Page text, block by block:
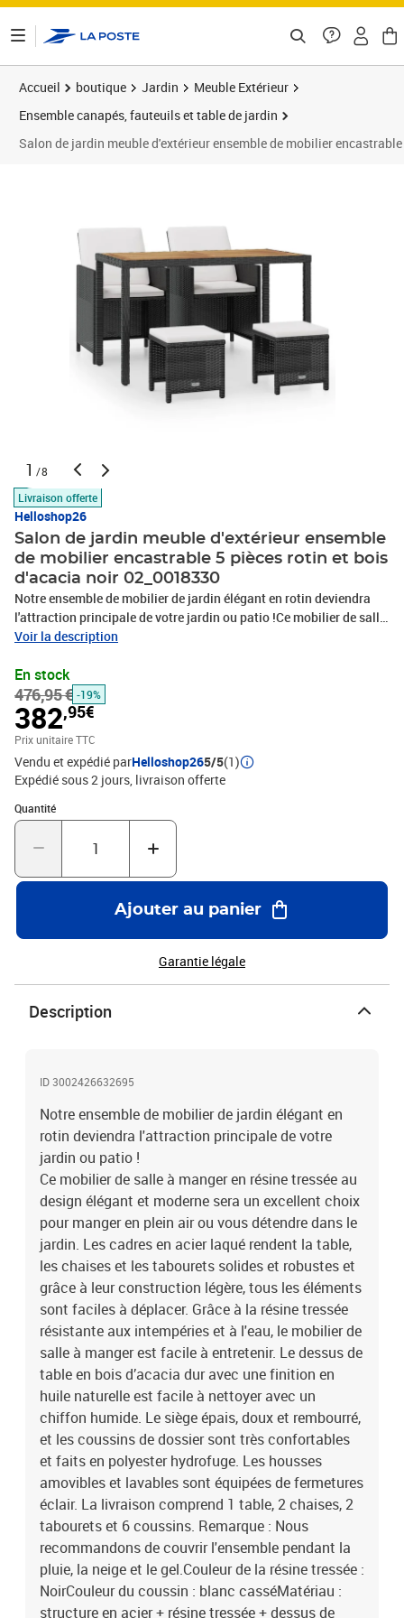
Accueil boutique Jardin
Meuble Extérieur
Ensemble canapés, fauteuils et table de jardin
Salon de jardin meuble d'extérieur ensemble de mobilier
1 /8
Livraison offerte
Helloshop26
Salon de jardin meuble d'extérieur ensemble
de mobilier encastrable 5 pièces rotin et bois
d'acacia noir 02_0018330
Notre ensemble de mobilier de jardin élégant en rotin deviendra
l'attraction principale de votre jardin ou patio !Ce mobilier de salle
à manger en résine tressée au design élégant et moderne sera un
jardin. Les cadres en acier laqué rendent la table, les chaises et les
tabourets solides et robustes et grâce à leur construction légère,
tous les éléments sont faciles à déplacer. Grâce à la résine tressée
résistante aux intempéries et à l'eau, le mobilier de salle à manger
est facile à entretenir. Le dessus de table en bois d’acacia dur avec
une finition en huile naturelle est facile à nettoyer avec un chiffon
humide. Le siège épais, doux et rembourré, et les coussins de
dossier sont très confortables et faits en polyester hydrofuge. Les
housses amovibles et lavables sont équipées de fermetures éclair.
La livraison comprend 1 table, 2 chaises, 2 tabourets et 6
pendant la pluie, la neige et le gel.Couleur de la résine tressée :
NoirCouleur du coussin : blanc casséMatériau : structure en acier
+ résine tressée + dessus de table en bois d'acacia avec une
finition en huile naturelleMatériau du coussin : housse en
polyester avec rembourrage en mousseDimensions de la table :
cmHauteur du siège à partir du sol : 44 cmHauteur des accoudoirs
x coussin
Voir la description
En stock
476,95 € -19%
382,95€
Prix unitaire TTC
Vendu et expédié parHelloshop265/5(1)
Expédié sous 2 jours livraison offerte
Quantité
Quantité : 1
Ajouter au panier
Garantie légale
Description
ID 3002426632695
Notre ensemble de mobilier de jardin élégant en
rotin deviendra l'attraction principale de votre
jardin ou patio !
Ce mobilier de salle à manger en résine tressée au
design élégant et moderne sera un excellent choix
pour manger en plein air ou vous détendre dans le
jardin. Les cadres en acier laqué rendent la table,
les chaises et les tabourets solides et robustes et
grâce à leur construction légère, tous les éléments
sont faciles à déplacer. Grâce à la résine tressée
résistante aux intempéries et à l'eau, le mobilier de
salle à manger est facile à entretenir. Le dessus de
table en bois d’acacia dur avec une finition en
huile naturelle est facile à nettoyer avec un
chiffon humide. Le siège épais, doux et rembourré,
et les coussins de dossier sont très confortables
et faits en polyester hydrofuge. Les housses
amovibles et lavables sont équipées de fermetures
éclair. La livraison comprend 1 table, 2 chaises, 2
tabourets et 6 coussins. Remarque : Nous
recommandons de couvrir l'ensemble pendant la
pluie, la neige et le gel.Couleur de la résine tressée :
NoirCouleur du coussin : blanc casséMatériau :
structure en acier + résine tressée + dessus de